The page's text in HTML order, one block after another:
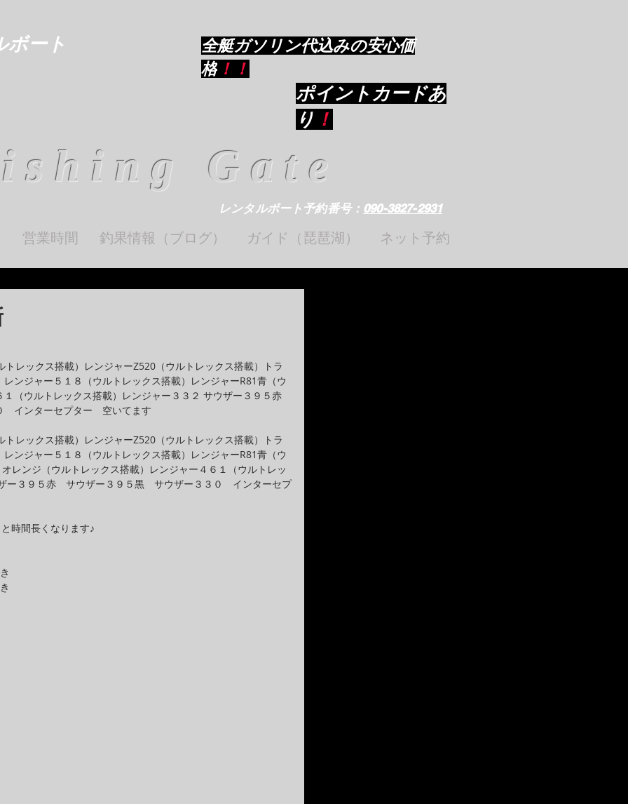
ボート
​全艇ガソリン代込みの安心価
格 ！！
ポイントカードあ
り ！
Gate
レンタルボート予約番号： 090-3827-2931
営業時間 釣果情報（ブログ） ガイド（琵琶湖） ネット予約
レックス搭載）レンジャーZ520（ウルトレックス搭載）トラ
ンジャー５１８（ウルトレックス搭載）レンジャーR81青（ウ
（ウルトレックス搭載）レンジャー３３２ サウザー３９５赤
インターセプター　空いてます
レックス搭載）レンジャーZ520（ウルトレックス搭載）トラ
ンジャー５１８（ウルトレックス搭載）レンジャーR81青（ウ
レンジ（ウルトレックス搭載）レンジャー４６１（ウルトレッ
ー３９５赤　サウザー３９５黒　サウザー３３０　インターセプ
時間長くなります♪